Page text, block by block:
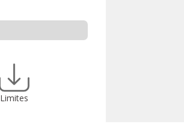
Limites